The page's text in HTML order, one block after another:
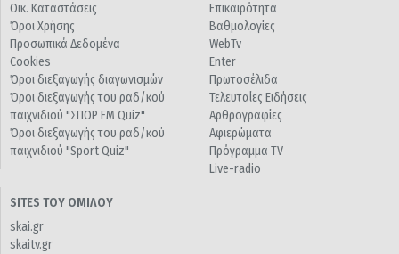
Οικ. Καταστάσεις
Όροι Χρήσης
Προσωπικά Δεδομένα
Cookies
Όροι διεξαγωγής διαγωνισμών
Όροι διεξαγωγής του ραδ/κού
παιχνιδιού "ΣΠΟΡ FM Quiz"
Όροι διεξαγωγής του ραδ/κού
παιχνιδιού "Sport Quiz"
Επικαιρότητα
Βαθμολογίες
WebTv
Enter
Πρωτοσέλιδα
Τελευταίες Ειδήσεις
Αρθρογραφίες
Αφιερώματα
Πρόγραμμα TV
Live-radio
SITES ΤΟΥ ΟΜΙΛΟΥ
skai.gr
skaitv.gr